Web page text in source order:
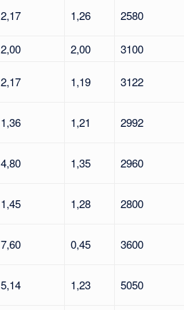
2,17 1,26 2580
2,00 2,00 3100
2,17 1,19 3122
1,36 1,21 2992
4,80 1,35 2960
1,45 1,28 2800
7,60 0,45 3600
5,14 1,23 5050